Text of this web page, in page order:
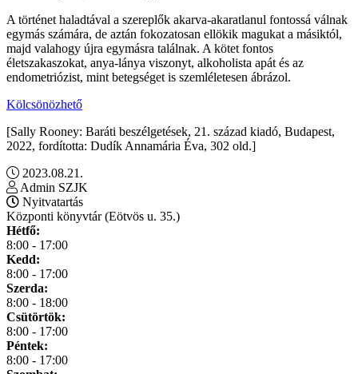
A történet haladtával a szereplők akarva-akaratlanul fontossá válnak
egymás számára, de aztán fokozatosan ellökik magukat a másiktól,
majd valahogy újra egymásra találnak. A kötet fontos
életszakaszokat, anya-lánya viszonyt, alkoholista apát és az
endometriózist, mint betegséget is szemléletesen ábrázol.
Kölcsönözhető
[Sally Rooney: Baráti beszélgetések, 21. század kiadó, Budapest,
2022, fordította: Dudík Annamária Éva, 302 old.]
2023.08.21.
Admin SZJK
Nyitvatartás
Központi könyvtár (Eötvös u. 35.)
Hétfő:
8:00 - 17:00
Kedd:
8:00 - 17:00
Szerda:
8:00 - 18:00
Csütörtök:
8:00 - 17:00
Péntek:
8:00 - 17:00